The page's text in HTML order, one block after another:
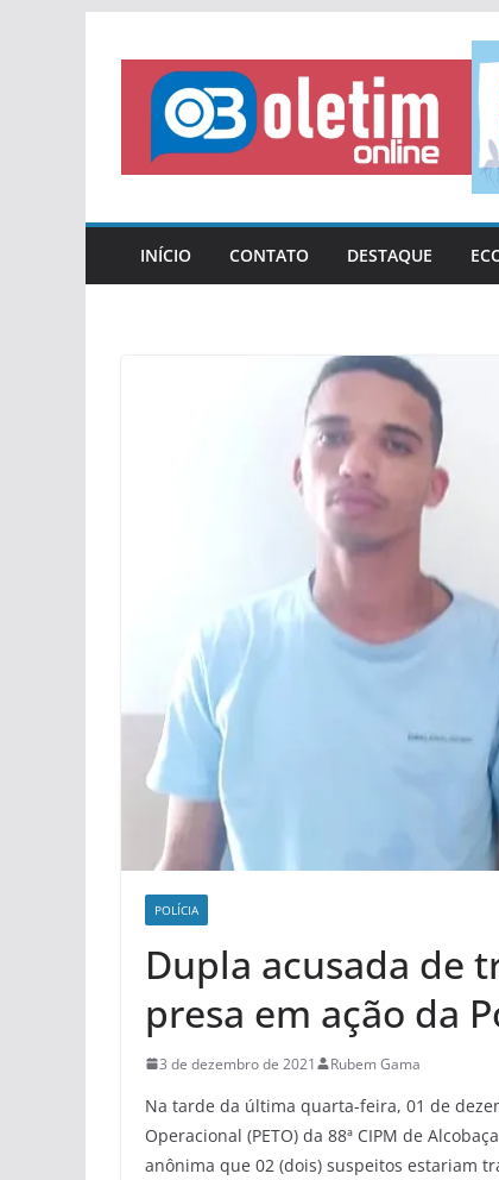
para
conteúdo
INÍCIO CONTATO DESTAQUE
POLÍCIA
Dupla acusada de
presa em ação da
3 de dezembro de 2021 Rubem Gama
Na tarde da última quarta-feira, 01 de
Operacional (PETO) da 88ª CIPM de
anônima que 02 (dois) suspeitos estariam